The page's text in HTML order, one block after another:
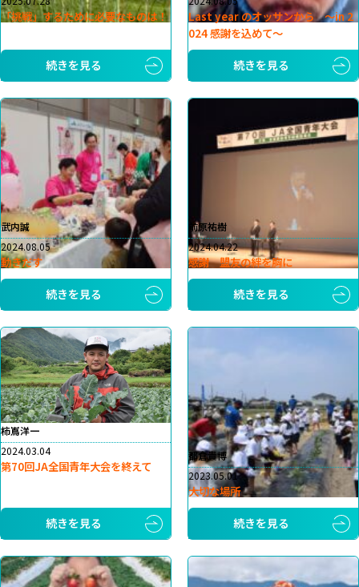
「挑戦」するために必要なものは！
続きを見る
Last year のオッサンから 〜in 2
024 感謝を込めて〜
続きを見る
武内誠
2024.08.05
動きだす
続きを見る
前原祐樹
2024.04.22
感謝 盟友の絆を胸に
続きを見る
柿嶌洋一
2024.03.04
第70回JA全国青年大会を終えて
続きを見る
都倉貴博
2023.05.01
大切な場所
続きを見る